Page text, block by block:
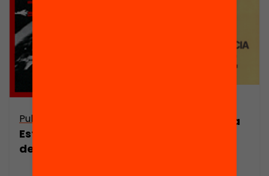
Publicació
Estudi de la pau i
dels conflictes
Les armes de la